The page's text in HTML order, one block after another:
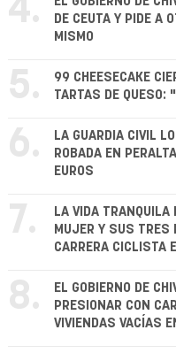
4.
DE CEUTA Y PIDE A
MISMO
5.
99 CHEESECAKE
TARTAS DE QUESO:
6.
LA GUARDIA CIVIL
ROBADA EN
EUROS
7.
LA VIDA TRANQUILA
MUJER Y SUS TRES
CARRERA CICLISTA
8.
EL GOBIERNO DE
PRESIONAR CON
VIVIENDAS VACÍAS